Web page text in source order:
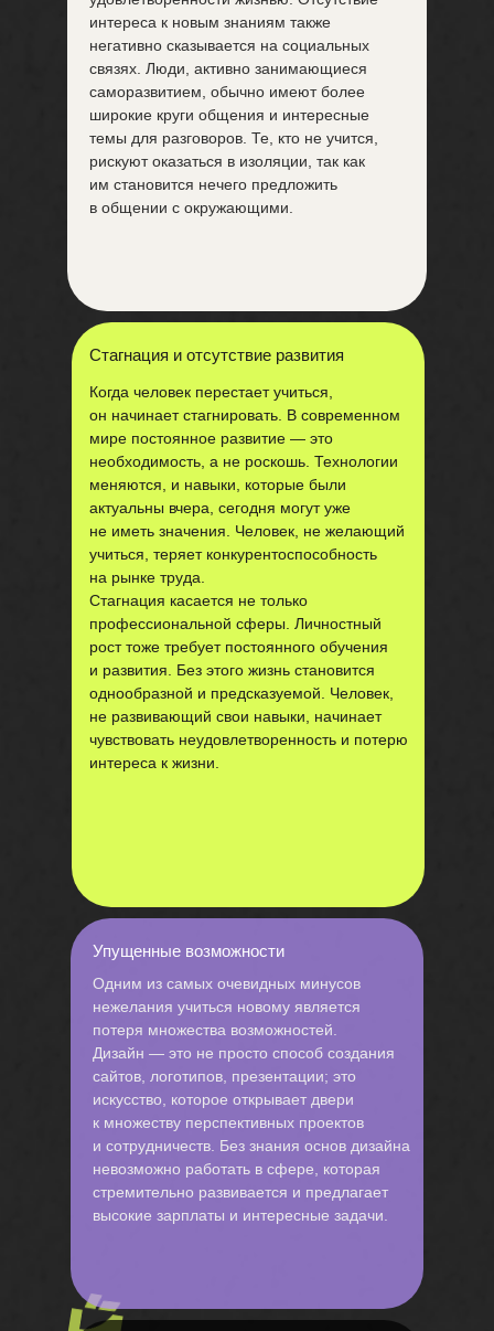
Упущенные возможности
Одним из самых очевидных минусов
нежелания учиться новому является
потеря множества возможностей.
Дизайн — это не просто способ создания
сайтов, логотипов, презентации; это
искусство, которое открывает двери
к множеству перспективных проектов
и сотрудничеств. Без знания основ дизайна
невозможно работать в сфере, которая
стремительно развивается и предлагает
высокие зарплаты и интересные задачи.
интереса к новым знаниям также
негативно сказывается на социальных
связях. Люди, активно занимающиеся
саморазвитием, обычно имеют более
широкие круги общения и интересные
темы для разговоров. Те, кто не учится,
рискуют оказаться в изоляции, так как
им становится нечего предложить
в общении с окружающими.
Стагнация и отсутствие развития
Когда человек перестает учиться,
он начинает стагнировать. В современном
мире постоянное развитие — это
необходимость, а не роскошь. Технологии
меняются, и навыки, которые были
актуальны вчера, сегодня могут уже
не иметь значения. Человек, не желающий
учиться, теряет конкурентоспособность
на рынке труда.
Стагнация касается не только
профессиональной сферы. Личностный
рост тоже требует постоянного обучения
и развития. Без этого жизнь становится
однообразной и предсказуемой. Человек,
не развивающий свои навыки, начинает
чувствовать неудовлетворенность и потерю
интереса к жизни.